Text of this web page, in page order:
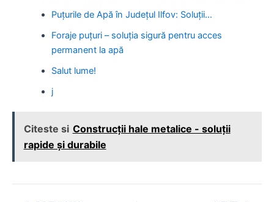
Puțurile de Apă în Județul Ilfov: Soluții…
Foraje puțuri – soluția sigură pentru acces
permanent la apă
Salut lume!
j
Citeste si Construcții hale metalice - soluții
rapide și durabile